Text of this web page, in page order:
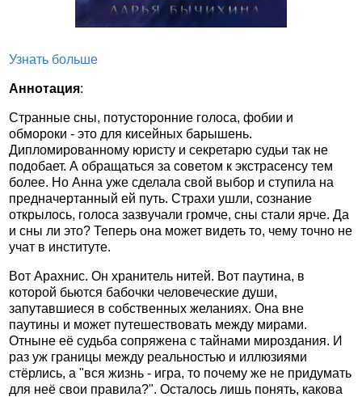
Узнать больше
Аннотация:
Странные сны, потусторонние голоса, фобии и
обмороки - это для кисейных барышень.
Дипломированному юристу и секретарю судьи так не
подобает. А обращаться за советом к экстрасенсу тем
более. Но Анна уже сделала свой выбор и ступила на
предначертанный ей путь. Страхи ушли, сознание
открылось, голоса зазвучали громче, сны стали ярче. Да
и сны ли это? Теперь она может видеть то, чему точно не
учат в институте.
Вот Арахнис. Он хранитель нитей. Вот паутина, в
которой бьются бабочки человеческие души,
запутавшиеся в собственных желаниях. Она вне
паутины и может путешествовать между мирами.
Отныне её судьба сопряжена с тайнами мироздания. И
раз уж границы между реальностью и иллюзиями
стёрлись, а "вся жизнь - игра, то почему же не придумать
для неё свои правила?". Осталось лишь понять, какова